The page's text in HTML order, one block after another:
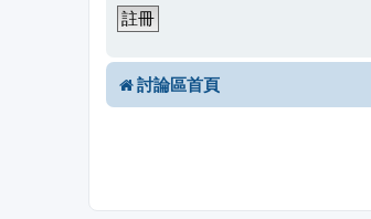
註冊
討論區首頁